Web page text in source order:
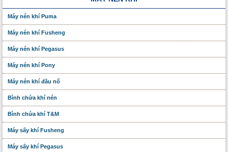
Máy nén khí Puma
Máy nén khí Fusheng
Máy nén khí Pegasus
Máy nén khí Pony
Máy nén khí đầu nổ
Bình chứa khí nén
Bình chứa khí T&M
Máy sấy khí Fusheng
Máy sấy khí Pegasus